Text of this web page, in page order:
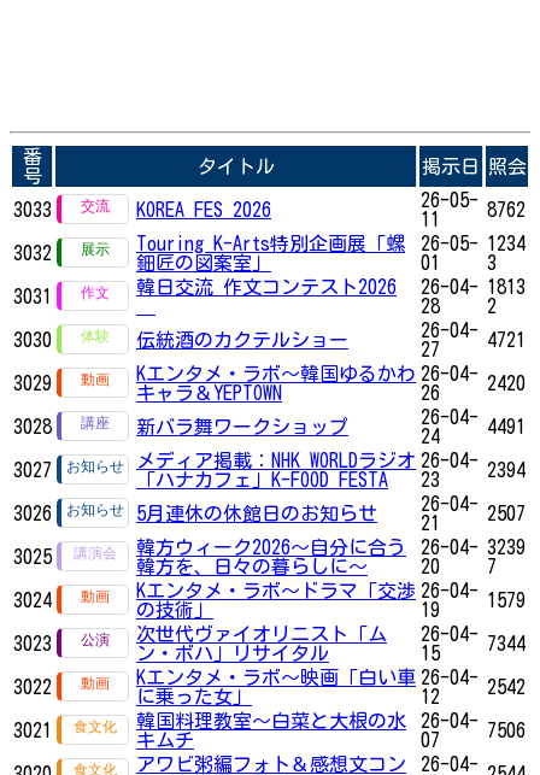
番
号
タイトル 掲示日 照会
3033 KOREA FES 2026
26-05-
11
8762
3032
Touring K-Arts特別企画展「螺
鈿匠の図案室」
26-05-
01
1234
3
3031
韓日交流 作文コンテスト2026
26-04-
28
1813
2
3030
伝統酒のカクテルショー
26-04-
27
4721
3029
Kエンタメ・ラボ～韓国ゆるかわ
キャラ＆YEPTOWN
26-04-
26
2420
3028 新バラ舞ワークショップ
26-04-
24
4491
3027
メディア掲載：NHK WORLDラジオ
「ハナカフェ」K-FOOD FESTA
26-04-
23
2394
3026 5月連休の休館日のお知らせ
26-04-
21
2507
3025
韓方ウィーク2026～自分に合う
韓方を、日々の暮らしに～
26-04-
20
3239
7
3024
Kエンタメ・ラボ～ドラマ「交渉
の技術」
26-04-
19
1579
3023
次世代ヴァイオリニスト「ム
ン・ボハ」リサイタル
26-04-
15
7344
3022
Kエンタメ・ラボ～映画「白い車
に乗った女」
26-04-
12
2542
3021
韓国料理教室～白菜と大根の水
キムチ
26-04-
07
7506
アワビ粥編フォト＆感想文コン
26-04-